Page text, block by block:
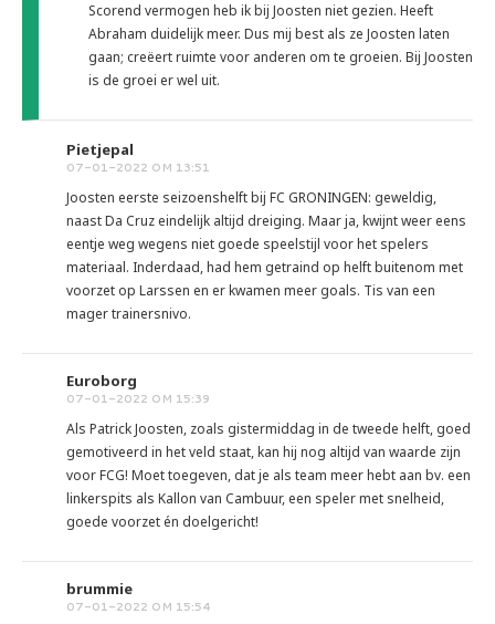
Scorend vermogen heb ik bij Joosten niet gezien. Heeft
Abraham duidelijk meer. Dus mij best als ze Joosten laten
gaan; creëert ruimte voor anderen om te groeien. Bij Joosten
is de groei er wel uit.
Pietjepal
07-01-2022 OM 13:51
Joosten eerste seizoenshelft bij FC GRONINGEN: geweldig,
naast Da Cruz eindelijk altijd dreiging. Maar ja, kwijnt weer eens
eentje weg wegens niet goede speelstijl voor het spelers
materiaal. Inderdaad, had hem getraind op helft buitenom met
voorzet op Larssen en er kwamen meer goals. Tis van een
mager trainersnivo.
Euroborg
07-01-2022 OM 15:39
Als Patrick Joosten, zoals gistermiddag in de tweede helft, goed
gemotiveerd in het veld staat, kan hij nog altijd van waarde zijn
voor FCG! Moet toegeven, dat je als team meer hebt aan bv. een
linkerspits als Kallon van Cambuur, een speler met snelheid,
goede voorzet én doelgericht!
brummie
07-01-2022 OM 15:54